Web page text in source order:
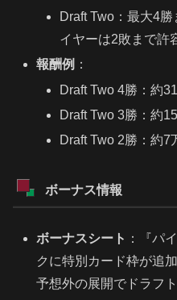
Draft Two：最大4
イヤーは2敗まで許
報酬例 ：
Draft Two 4勝：約
Draft Two 3勝：約
Draft Two 2勝：約7
ボーナス情報
ボーナスシート ：『パ
クに特別カード枠が追加
予想外の展開でドラフ